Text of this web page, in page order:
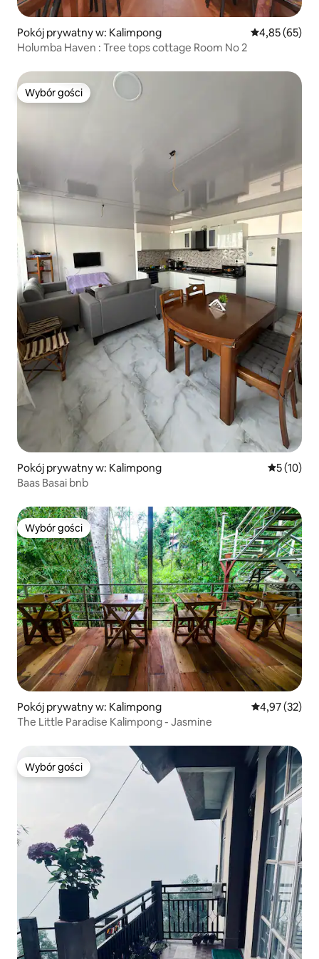
Pokój prywatny w: Kalimpong Średnia
4,85 (65)
Holumba Haven : Tree tops cottage Room No 2
Wybór gości
Wybór gości
Pokój prywatny w: Kalimpong Średnia
5 (10)
Baas Basai bnb
Wybór gości
Wybór gości
Pokój prywatny w: Kalimpong Średnia
4,97 (32)
The Little Paradise Kalimpong - Jasmine
Wybór gości
Wybór gości